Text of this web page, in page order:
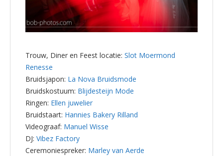
Trouw, Diner en Feest locatie: Slot Moermond
Renesse
Bruidsjapon: La Nova Bruidsmode
Bruidskostuum: Blijdesteijn Mode
Ringen: Ellen juwelier
Bruidstaart: Hannies Bakery Rilland
Videograaf: Manuel Wisse
DJ: Vibez Factory
Ceremoniespreker: Marley van Aerde